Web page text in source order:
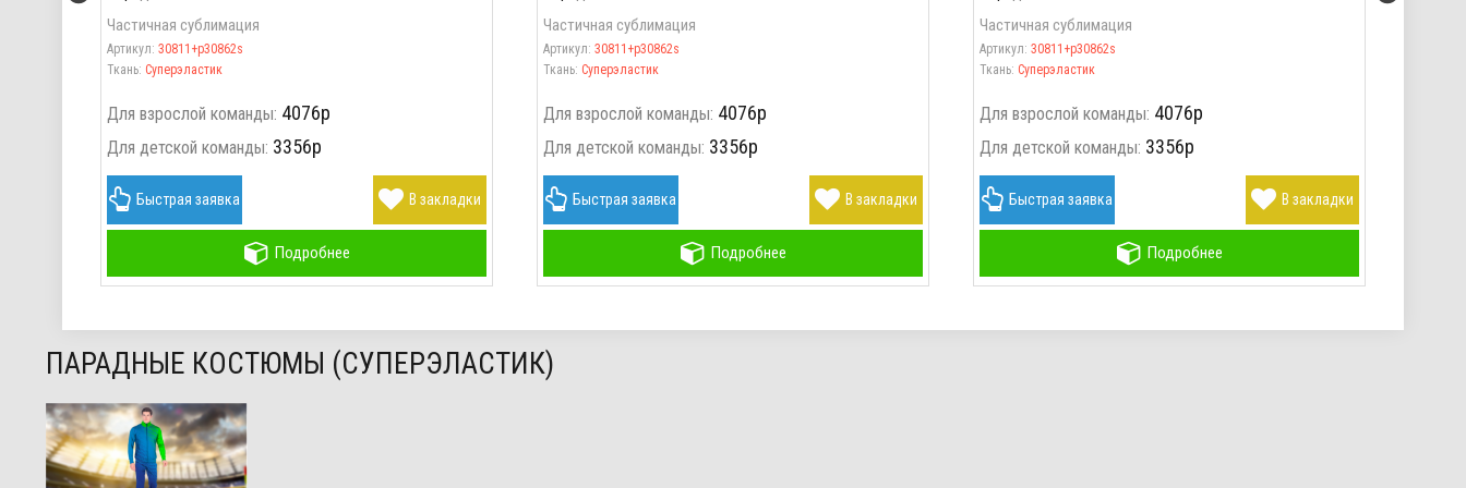
Частичная сублимация
Артикул: 30811+p30862s
Ткань: Суперэластик
Для взрослой команды: 4076р
Для детской команды: 3356р
Быстрая заявка В закладки
Подробнее
Частичная сублимация
Артикул: 30811+p30862s
Ткань: Суперэластик
Для взрослой команды: 4076р
Для детской команды: 3356р
Быстрая заявка В закладки
Подробнее
Частичная сублимация
Артикул: 30811+p30862s
Ткань: Суперэластик
Для взрослой команды: 4076р
Для детской команды: 3356р
Быстрая заявка В закладки
Подробнее
ПАРАДНЫЕ КОСТЮМЫ (СУПЕРЭЛАСТИК)